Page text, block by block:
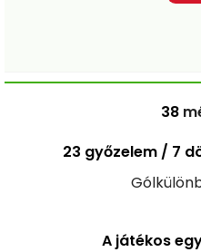
38
23 győzelem / 7
A játékos